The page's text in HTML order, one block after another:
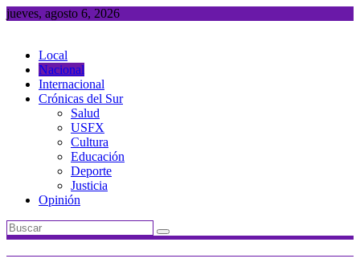
Saltar
jueves, agosto 6, 2026
Local
Nacional
Internacional
Crónicas del Sur
Salud
USFX
Cultura
Educación
Deporte
Justicia
Opinión